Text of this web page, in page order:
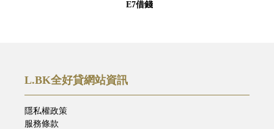
E7借錢
L.BK全好貸網站資訊
隱私權政策
服務條款